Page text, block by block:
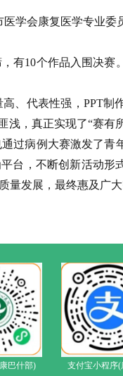
学会康复医学专业委
有10个作品入围决赛
、代表性强，PPT制
，真正实现了“赛有
过病例大赛激发了青
台，不断创新活动形
量发展，最终惠及广
巴什部) 支付宝小程序(